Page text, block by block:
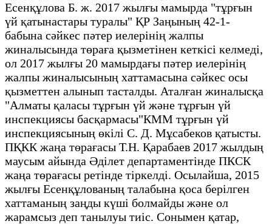
Есенқұлова Б. ж. 2017 жылғы мамырда "тұрғын
үй қатынастары туралы" ҚР Заңының 42-1-
бабына сәйкес пәтер иелерінің жалпы
жиналысында төраға қызметінен кеткісі келмеді,
ол 2017 жылғы 20 мамырдағы пәтер иелерінің
жалпы жиналысының хаттамасына сәйкес осы
қызметтен алынып тасталды. Аталған жиналысқа
"Алматы қаласы тұрғын үй және тұрғын үй
инспекциясы басқармасы"КММ тұрғын үй
инспекциясының өкілі С. Д. Мұсабеков қатысты.
ПҚКК жаңа төрағасы Т.Н. Қарабаев 2017 жылдың
маусым айында Әділет департаментінде ПКСК
жаңа төрағасы ретінде тіркелді. Осылайша, 2015
жылғы Есенқұлованың талабына қоса берілген
хаттаманың заңды күші болмайды және ол
жарамсыз деп танылуы тиіс. Сонымен қатар,